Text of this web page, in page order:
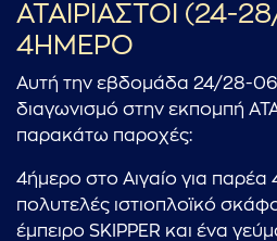
ΑΤΑΙΡΙΑΣΤΟΙ (24-
4ΗΜΕΡΟ
Αυτή την εβδομάδα 24/28-
διαγωνισμό στην εκπομπή
παρακάτω παροχές:
4ήμερο στο Αιγαίο για παρέα
πολυτελές ιστιοπλοϊκό
έμπειρο SKIPPER και ένα